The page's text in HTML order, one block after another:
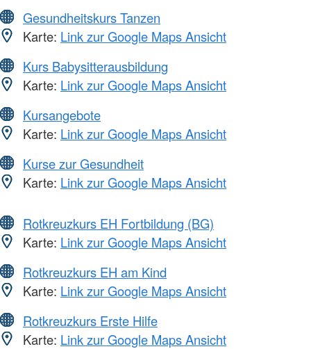
Gesundheitskurs Tanzen
Karte: Link zur Google Maps Ansicht
Kurs Babysitterausbildung
Karte: Link zur Google Maps Ansicht
Kursangebote
Karte: Link zur Google Maps Ansicht
Kurse zur Gesundheit
Karte: Link zur Google Maps Ansicht
Rotkreuzkurs EH Fortbildung (BG)
Karte: Link zur Google Maps Ansicht
Rotkreuzkurs EH am Kind
Karte: Link zur Google Maps Ansicht
Rotkreuzkurs Erste Hilfe
Karte: Link zur Google Maps Ansicht